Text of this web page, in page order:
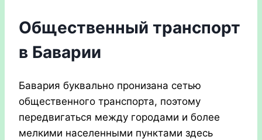
Общественный транспорт
в Баварии
Бавария буквально пронизана сетью
общественного транспорта, поэтому
передвигаться между городами и более
мелкими населенными пунктами здесь